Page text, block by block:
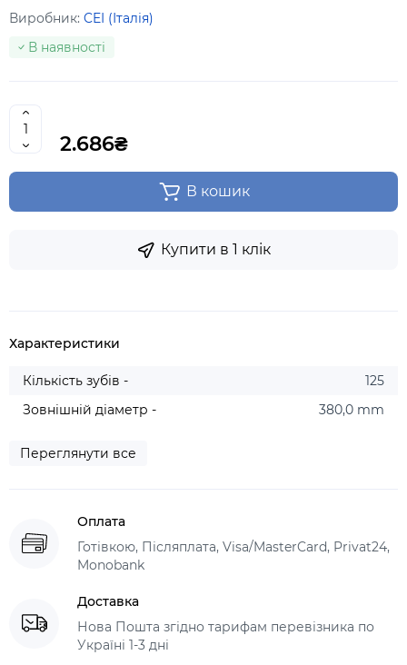
Виробник: CEI (Італія)
В наявності
2.686₴
В кошик
Купити в 1 клік
Характеристики
Кількість зубів -
125
Зовнішній діаметр -
380,0 mm
Переглянути все
Оплата
Готівкою, Післяплата, Visa/MasterCard, Privat24,
Monobank
Доставка
Нова Пошта згідно тарифам перевізника по
Україні 1-3 дні